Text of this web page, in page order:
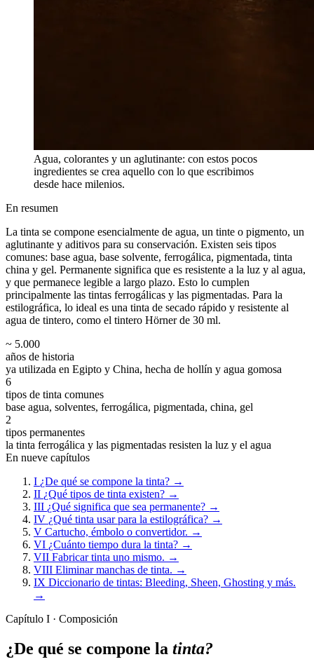
Agua, colorantes y un aglutinante: con estos pocos
ingredientes se crea aquello con lo que escribimos
desde hace milenios.
En resumen
La tinta se compone esencialmente de agua, un tinte o pigmento, un
aglutinante y aditivos para su conservación. Existen seis tipos
comunes: base agua, base solvente, ferrogálica, pigmentada, tinta
china y gel. Permanente significa que es resistente a la luz y al agua,
y que permanece legible a largo plazo. Esto lo cumplen
principalmente las tintas ferrogálicas y las pigmentadas. Para la
estilográfica, lo ideal es una tinta de secado rápido y resistente al
agua de tintero, como el tintero Hörner de 30 ml.
~ 5.000
años de historia
ya utilizada en Egipto y China, hecha de hollín y agua gomosa
6
tipos de tinta comunes
base agua, solventes, ferrogálica, pigmentada, china, gel
2
tipos permanentes
la tinta ferrogálica y las pigmentadas resisten la luz y el agua
En nueve capítulos
I ¿De qué se compone la tinta? →
II ¿Qué tipos de tinta existen? →
III ¿Qué significa que sea permanente? →
IV ¿Qué tinta usar para la estilográfica? →
V Cartucho, émbolo o convertidor. →
VI ¿Cuánto tiempo dura la tinta? →
VII Fabricar tinta uno mismo. →
VIII Eliminar manchas de tinta. →
IX Diccionario de tintas: Bleeding, Sheen, Ghosting y más.
→
Capítulo I · Composición
¿De qué se compone la tinta?